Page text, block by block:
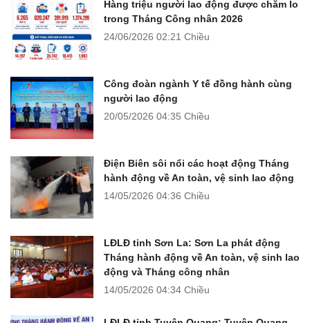
Hàng triệu người lao động được chăm lo
trong Tháng Công nhân 2026
24/06/2026 02:21 Chiều
Công đoàn ngành Y tế đồng hành cùng
người lao động
20/05/2026 04:35 Chiều
Điện Biên sôi nổi các hoạt động Tháng
hành động về An toàn, vệ sinh lao động
14/05/2026 04:36 Chiều
LĐLĐ tỉnh Sơn La: Sơn La phát động
Tháng hành động về An toàn, vệ sinh lao
động và Tháng công nhân
14/05/2026 04:34 Chiều